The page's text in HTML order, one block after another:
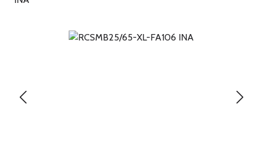
Bildergalerie überspringen